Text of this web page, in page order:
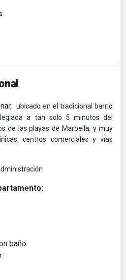
ubicado en el tradicional barrio
a tan solo 5 minutos del
de las playas de Marbella, y muy
centros comerciales y vías
baño